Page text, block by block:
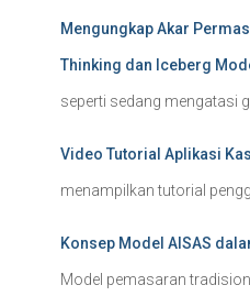
Mengungkap Akar
Thinking dan Iceberg
seperti sedang mengatasi
Video Tutorial Aplikasi
menampilkan tutorial
Konsep Model AISAS
Model pemasaran